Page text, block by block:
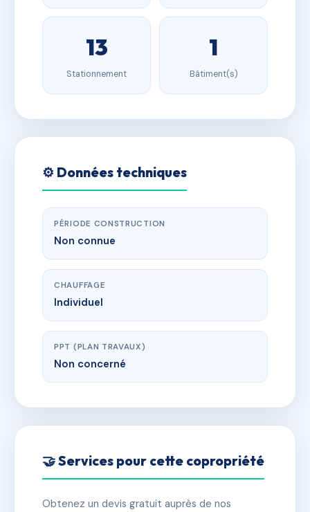
13
Stationnement
1
Bâtiment(s)
⚙️ Données techniques
PÉRIODE CONSTRUCTION
Non connue
CHAUFFAGE
Individuel
PPT (PLAN TRAVAUX)
Non concerné
🤝 Services pour cette copropriété
Obtenez un devis gratuit auprès de nos